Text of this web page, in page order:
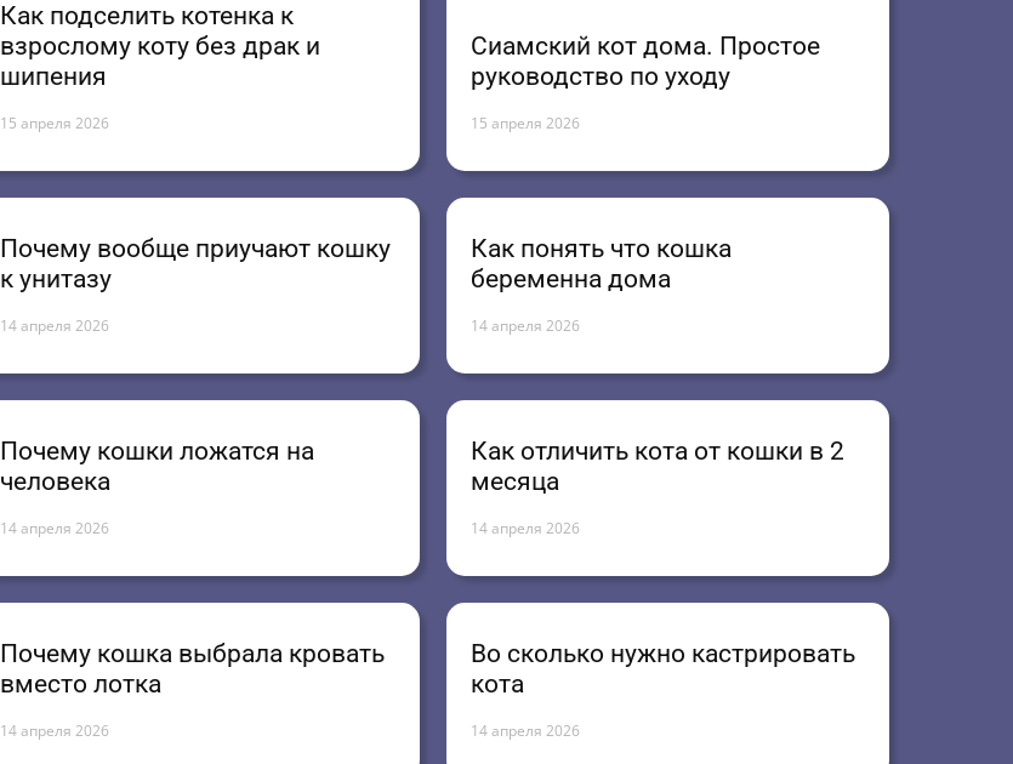
Как подселить котенка к
взрослому коту без драк и
шипения
15 апреля 2026
Сиамский кот дома. Простое
руководство по уходу
15 апреля 2026
Почему вообще приучают кошку
к унитазу
14 апреля 2026
Как понять что кошка
беременна дома
14 апреля 2026
Почему кошки ложатся на
человека
14 апреля 2026
Как отличить кота от кошки в 2
месяца
14 апреля 2026
Почему кошка выбрала кровать
вместо лотка
14 апреля 2026
Во сколько нужно кастрировать
кота
14 апреля 2026